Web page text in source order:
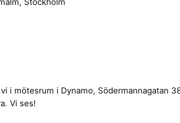
i mötesrum i Dynamo, Södermannagatan
Vi ses!